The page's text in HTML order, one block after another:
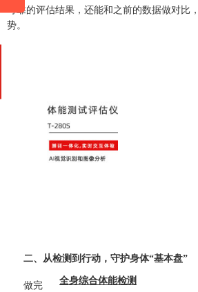
可靠的评估结果，还能和之前的数据做对比
势。
二、从检测到行动，守护身体“基本盘”
做完 全身综合体能检测